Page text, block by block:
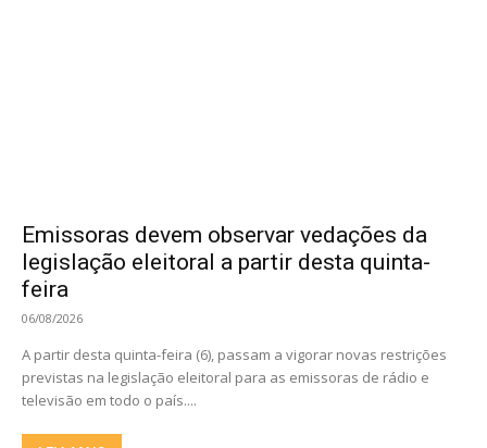
Emissoras devem observar vedações da
legislação eleitoral a partir desta quinta-
feira
06/08/2026
A partir desta quinta-feira (6), passam a vigorar novas restrições
previstas na legislação eleitoral para as emissoras de rádio e
televisão em todo o país....